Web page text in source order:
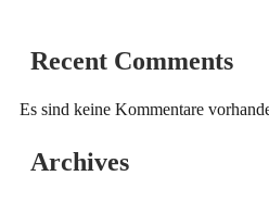
Recent Comments
Es sind keine Kommentare
Archives